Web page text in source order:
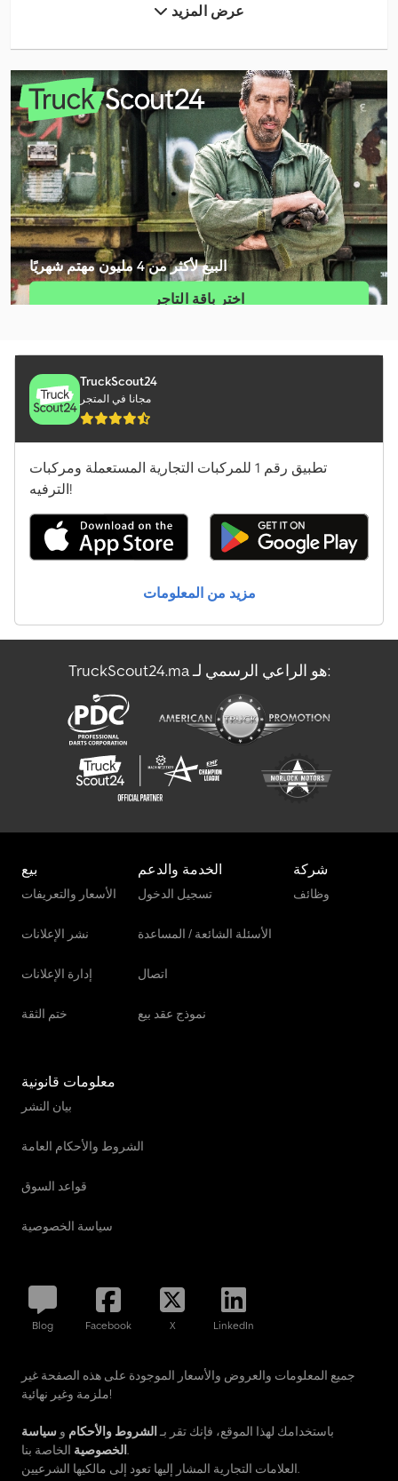
Caterpillar 908M
Caterpillar 910M
Caterpillar 938M
Caterpillar 953
Caterpillar 966M
Caterpillar 980M
Caterpillar Cs64B
Caterpillar D5
Caterpillar D8T
Caterpillar M314
Caterpillar M315F
Jcb 403
Jcb 407
Jcb 535-95
Kalmar Ecg80-9
عرض المزيد
البيع لأكثر من 4 مليون مهتم شهريًا
اختر باقة التاجر
TruckScout24
مجانا في المتجر
تطبيق رقم 1 للمركبات التجارية المستعملة ومركبات
الترفيه!
مزيد من المعلومات
TruckScout24.ma هو الراعي الرسمي لـ:
بيع
الأسعار والتعريفات
نشر الإعلانات
إدارة الإعلانات
ختم الثقة
الخدمة والدعم
تسجيل الدخول
الأسئلة الشائعة / المساعدة
اتصال
نموذج عقد بيع
شركة
وظائف
معلومات قانونية
بيان النشر
الشروط والأحكام العامة
قواعد السوق
سياسة الخصوصية
Blog Facebook X LinkedIn
جميع المعلومات والعروض والأسعار الموجودة على هذه الصفحة غير
ملزمة وغير نهائية!
باستخدامك لهذا الموقع، فإنك تقر بـ الشروط والأحكام و سياسة
الخصوصية الخاصة بنا.
العلامات التجارية المشار إليها تعود إلى مالكيها الشرعيين.